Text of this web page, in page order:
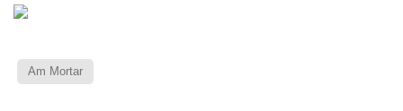
Am Mortar